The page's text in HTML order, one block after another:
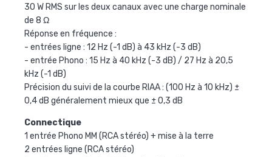
30 W RMS sur les deux canaux avec une charge nominale
de 8 Ω
Réponse en fréquence :
- entrées ligne : 12 Hz (-1 dB) à 43 kHz (-3 dB)
- entrée Phono : 15 Hz à 40 kHz (-3 dB) / 27 Hz à 20,5
kHz (-1 dB)
Précision du suivi de la courbe RIAA : (100 Hz à 10 kHz) ±
0,4 dB généralement mieux que ± 0,3 dB
Connectique
1 entrée Phono MM (RCA stéréo) + mise à la terre
2 entrées ligne (RCA stéréo)